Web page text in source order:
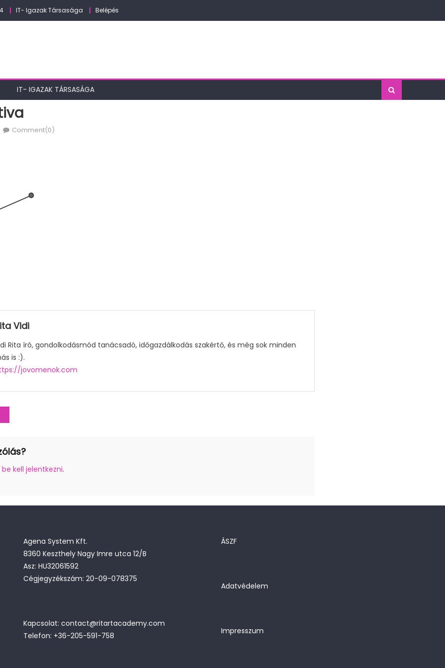
IT- Igazak Társasága Belépés
IT- IGAZAK TÁRSASÁGA
Comment(0)
Vidi
Rita író, gondolkodásmód tanácsadó, időgazdálkodás szakértő, és még sok minden
is :).
jovomenok.com
be kell jelentkezni.
Agena System Kft.
8360 Keszthely Nagy Imre utca 12/B
Asz: HU32061592
Cégjegyzékszám: 20-09-078375
Kapcsolat: contact@ritartacademy.com
Telefon: +36-205-591-758
ÁSZF
Adatvédelem
Impresszum